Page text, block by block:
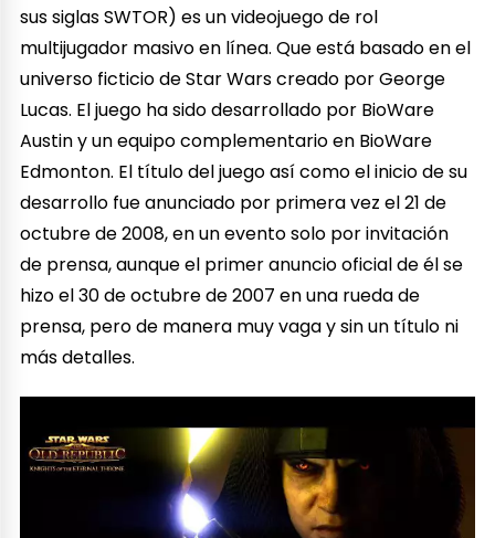
sus siglas SWTOR) es un videojuego de rol
multijugador masivo en línea. Que está basado en el
universo ficticio de Star Wars creado por George
Lucas. El juego ha sido desarrollado por BioWare
Austin y un equipo complementario en BioWare
Edmonton. El título del juego así como el inicio de su
desarrollo fue anunciado por primera vez el 21 de
octubre de 2008, en un evento solo por invitación
de prensa, aunque el primer anuncio oficial de él se
hizo el 30 de octubre de 2007 en una rueda de
prensa, pero de manera muy vaga y sin un título ni
más detalles.